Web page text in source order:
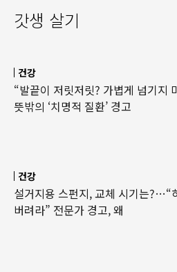
갓생 살기
건강
“발끝이 저릿저릿? 가볍게 넘기지
뜻밖의 ‘치명적 질환’ 경고
건강
설거지용 스펀지, 교체 시기는?…“
버려라” 전문가 경고, 왜